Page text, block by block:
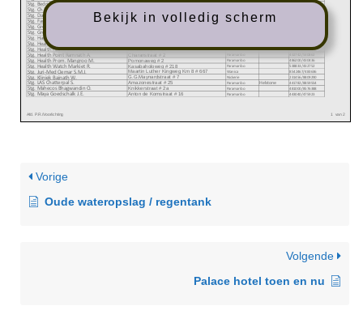
Bekijk in volledig scherm
Vorige
Oude wateropslag / regentank
Volgende
Palace hotel toen en nu